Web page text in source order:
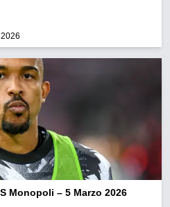
Monopoli – 5 Marzo 2026